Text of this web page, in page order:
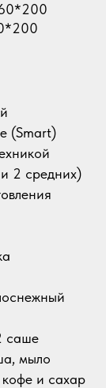
(Smart)
2 средних)
саше
мыло
и сахар